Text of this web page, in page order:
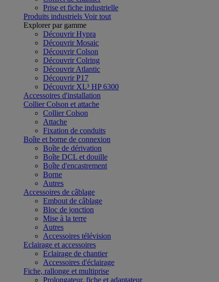
Prise et fiche industrielle
Produits industriels Voir tout
Explorer par gamme
Découvrir Hypra
Découvrir Mosaic
Découvrir Colson
Découvrir Colring
Découvrir Atlantic
Découvrir P17
Découvrir XL³ HP 6300
Accessoires d'installation
Collier Colson et attache
Collier Colson
Attache
Fixation de conduits
Boîte et borne de connexion
Boîte de dérivation
Boîte DCL et douille
Boîte d'encastrement
Borne
Autres
Accessoires de câblage
Embout de câblage
Bloc de jonction
Mise à la terre
Autres
Accessoires télévision
Eclairage et accessoires
Eclairage de chantier
Accessoires d'éclairage
Fiche, rallonge et multiprise
Prolongateur, fiche et adaptateur